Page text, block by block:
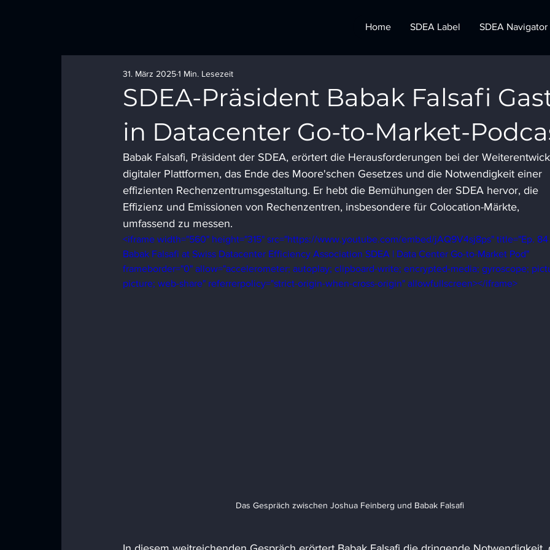
Home SDEA Label SDEA Navigator
SDEA-Präsident Babak Falsafi
in Datacenter Go-to-Market-
31. März 20251 Min. Lesezeit
Babak Falsafi, Präsident der SDEA, erörtert die Herausforderungen bei der
digitaler Plattformen, das Ende des Moore'schen Gesetzes und die Notwendigkeit einer
effizienten Rechenzentrumsgestaltung. Er hebt die Bemühungen der SDEA hervor, die
Effizienz und Emissionen von Rechenzentren, insbesondere für Colocation-Märkte,
umfassend zu messen.
<iframe width="560" height="315" src="https://www.youtube.com/embed/jAQ9V4sj8ps" title="Ep. 84
Babak Falsafi at Swiss Datacenter Efficiency Association SDEA | Data Center Go-to-Market Pod"
frameborder="0" allow="accelerometer; autoplay; clipboard-write; encrypted-media; gyroscope;
picture; web-share" referrerpolicy="strict-origin-when-cross-origin" allowfullscreen></iframe>
Das Gespräch zwischen Joshua Feinberg und Babak Falsafi